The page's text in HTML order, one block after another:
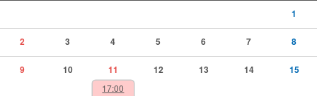
1
2 3 4 5 6 7 8
9 10 11
17:00
12 13 14 15